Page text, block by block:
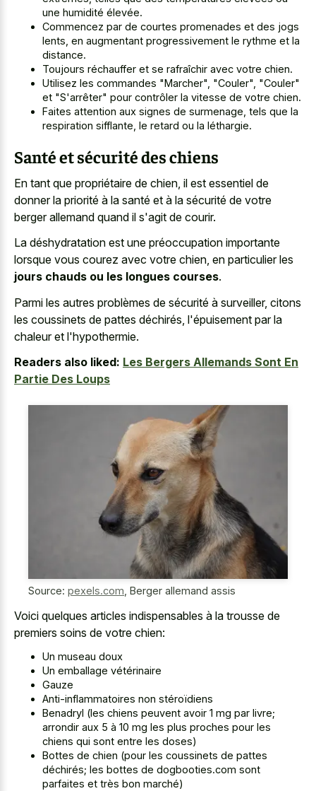
une humidité élevée.
Commencez par de courtes promenades et des jogs
lents , en augmentant progressivement le rythme et la
distance.
Toujours réchauffer et se rafraîchir avec votre chien.
Utilisez les commandes "Marcher", "Couler", "Couler"
et "S'arrêter" pour contrôler la vitesse de votre chien.
Faites attention aux signes de surmenage, tels que la
respiration sifflante, le retard ou la léthargie.
Santé et sécurité des chiens
En tant que propriétaire de chien, il est essentiel de
donner la priorité à la santé et à la sécurité de votre
berger allemand quand il s'agit de courir.
La déshydratation est une préoccupation importante
lorsque vous courez avec votre chien, en particulier les
jours chauds ou les longues courses.
Parmi les autres problèmes de sécurité à surveiller, citons
les coussinets de pattes déchirés, l'épuisement par la
chaleur et l'hypothermie.
Readers also liked: Les Bergers Allemands Sont En
Partie Des Loups
Source: pexels.com, Berger allemand assis
Voici quelques articles indispensables à la trousse de
premiers soins de votre chien:
Un museau doux
Un emballage vétérinaire
Gauze
Anti-inflammatoires non stéroïdiens
Benadryl (les chiens peuvent avoir 1 mg par livre;
arrondir aux 5 à 10 mg les plus proches pour les
chiens qui sont entre les doses)
Bottes de chien (pour les coussinets de pattes
déchirés; les bottes de dogbooties.com sont
parfaites et très bon marché)